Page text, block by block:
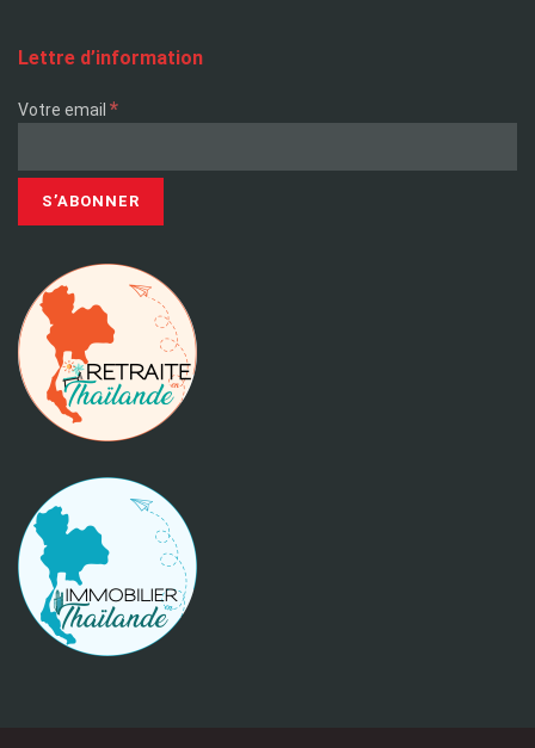
Lettre d’information
Votre email *